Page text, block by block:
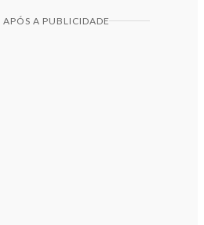
A PUBLICIDADE